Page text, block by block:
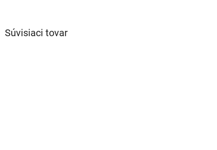
Súvisiaci tovar